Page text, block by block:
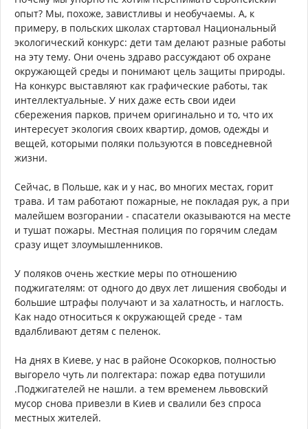
опыт? Мы, похоже, завистливы и необучаемы. А, к
примеру, в польских школах стартовал Национальный
экологический конкурс: дети там делают разные работы
на эту тему. Они очень здраво рассуждают об охране
окружающей среды и понимают цель защиты природы.
На конкурс выставляют как графические работы, так
интеллектуальные. У них даже есть свои идеи
сбережения парков, причем оригинально и то, что их
интересует экология своих квартир, домов, одежды и
вещей, которыми поляки пользуются в повседневной
жизни.
Сейчас, в Польше, как и у нас, во многих местах, горит
трава. И там работают пожарные, не покладая рук, а при
малейшем возгорании - спасатели оказываются на месте
и тушат пожары. Местная полиция по горячим следам
сразу ищет злоумышленников.
У поляков очень жесткие меры по отношению
поджигателям: от одного до двух лет лишения свободы и
большие штрафы получают и за халатность, и наглость.
Как надо относиться к окружающей среде - там
вдалбливают детям с пеленок.
На днях в Киеве, у нас в районе Осокорков, полностью
выгорело чуть ли полгектара: пожар едва потушили
.Поджигателей не нашли. а тем временем львовский
мусор снова привезли в Киев и свалили без спроса
местных жителей.